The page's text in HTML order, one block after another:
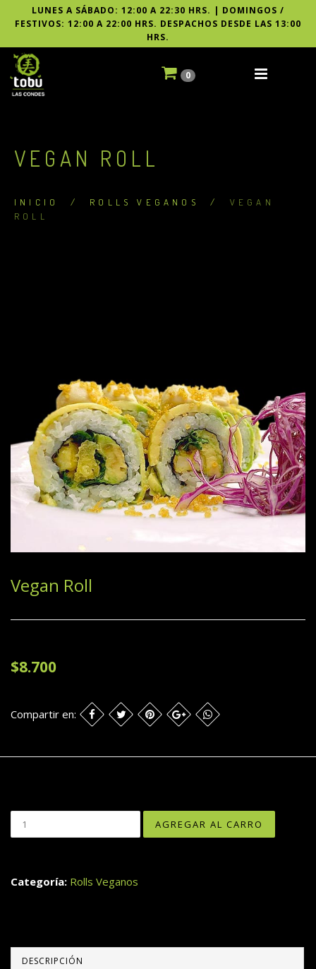
LUNES A SÁBADO: 12:00 A 22:30 HRS. | DOMINGOS /
FESTIVOS: 12:00 A 22:00 HRS. DESPACHOS DESDE LAS 13:00
HRS.
0
VEGAN ROLL
INICIO / ROLLS VEGANOS / VEGAN
ROLL
Vegan Roll
$8.700
Compartir en:
Categoría: Rolls Veganos
DESCRIPCIÓN